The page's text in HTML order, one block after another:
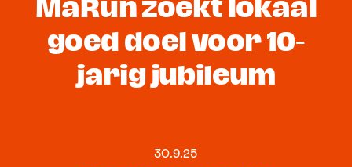
MaRun zoekt lokaal
goed doel voor 10-
jarig jubileum
30.9.25